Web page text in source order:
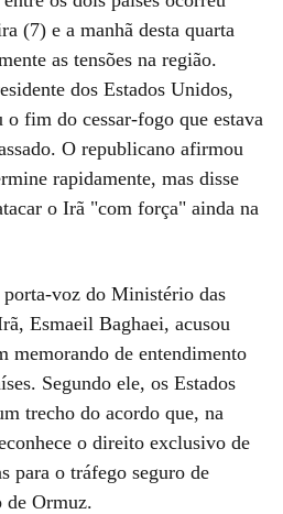
(7) e a manhã desta quarta
as tensões na região.
dos Estados Unidos,
fim do cessar-fogo que estava
O republicano afirmou
rapidamente, mas disse
o Irã "com força" ainda na
porta-voz do Ministério das
Esmaeil Baghaei, acusou
memorando de entendimento
Segundo ele, os Estados
trecho do acordo que, na
o direito exclusivo de
para o tráfego seguro de
de Ormuz.